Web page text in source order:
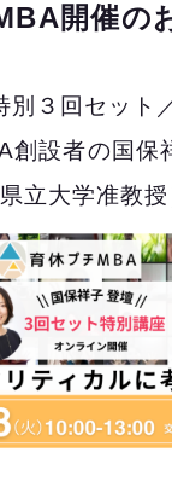
開催の
別３回セット
創設者の国保
立大学准教授